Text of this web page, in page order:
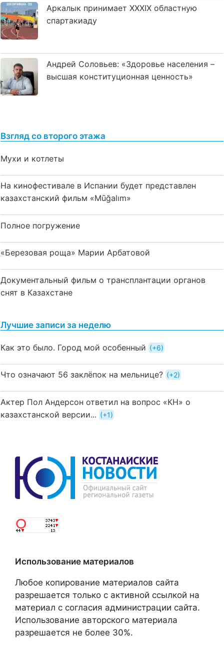
Аркалык принимает XXXIX областную
спартакиаду
Андрей Соловьев: «Здоровье населения –
высшая конституционная ценность»
Взгляд со второго этажа
Мухи и котлеты
На кинофестивале в Испании будет представлен
казахстанский фильм «Mūğalım»
Полное погружение
«Березовая роща» Марии Арбатовой
Документальный фильм о трансплантации органов
снят в Казахстане
Лучшие записи за неделю
Как это было. Город мой особенный +6
Что означают 56 заклёпок на мельнице? +2
Актер Пол Андерсон ответил на вопрос «КН» о
казахстанской версии...
+1
Использование материалов
Любое копирование материалов сайта
разрешается только с активной ссылкой на
материал с согласия администрации сайта.
Использование авторского материала
разрешается не более 30%.